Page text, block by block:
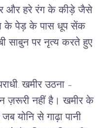
और हरे रंग के कीड़े जैसे
के पेड़ के पास धूप सेंक
साबुन पर नृत्य करते हुए
खमीर उठना –
ज़रूरी नहीं है। खमीर के
योनि से गाढ़ा पानी